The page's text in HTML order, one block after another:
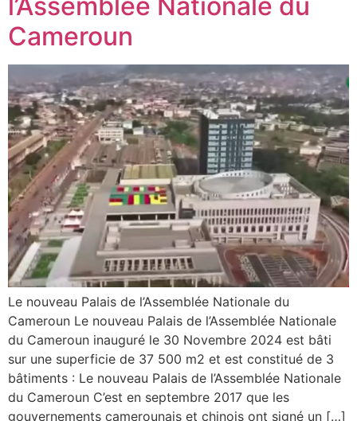
Cameroun
Le nouveau Palais de l’Assemblée Nationale du
Cameroun Le nouveau Palais de l’Assemblée Nationale
du Cameroun inauguré le 30 Novembre 2024 est bâti
sur une superficie de 37 500 m2 et est constitué de 3
bâtiments : Le nouveau Palais de l’Assemblée Nationale
du Cameroun C’est en septembre 2017 que les
gouvernements camerounais et chinois ont signé un […]